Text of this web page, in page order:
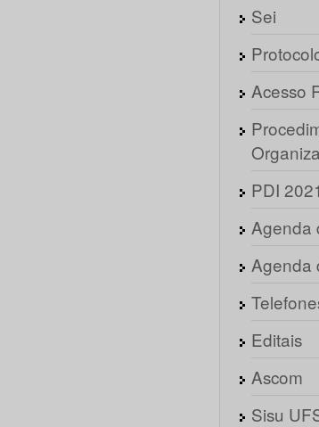
Sei
Acesso
PDI
Agenda
Agenda
Editais
Ascom
Sisu